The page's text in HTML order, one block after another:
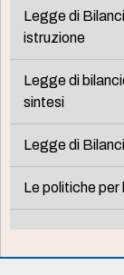
Legge di
istruzione
Legge di
sintesi
Legge di
Le politiche per